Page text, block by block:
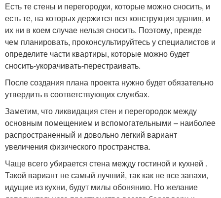
Есть те стены и перегородки, которые можно сносить, и
есть те, на которых держится вся конструкция здания, и
их ни в коем случае нельзя сносить. Поэтому, прежде
чем планировать, проконсультируйтесь у специалистов и
определите части квартиры, которые можно будет
сносить-укорачивать-перестраивать.
После создания плана проекта нужно будет обязательно
утвердить в соответствующих службах.
Заметим, что ликвидация стен и перегородок между
основным помещением и вспомогательными – наиболее
распространенный и довольно легкий вариант
увеличения физического пространства.
Чаще всего убирается стена между гостиной и кухней .
Такой вариант не самый лучший, так как не все запахи,
идущие из кухни, будут милы обонянию. Но желание